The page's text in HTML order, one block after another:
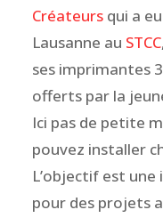
Créateurs qui a
Lausanne au STCC
ses imprimantes
offerts par la
Ici pas de petite
pouvez installer
L’objectif est
pour des projets